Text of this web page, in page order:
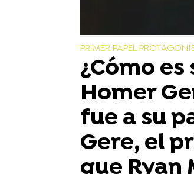
PRIMER PAPEL
¿Cómo
Homer
fue a su
Gere, el
que Ryan